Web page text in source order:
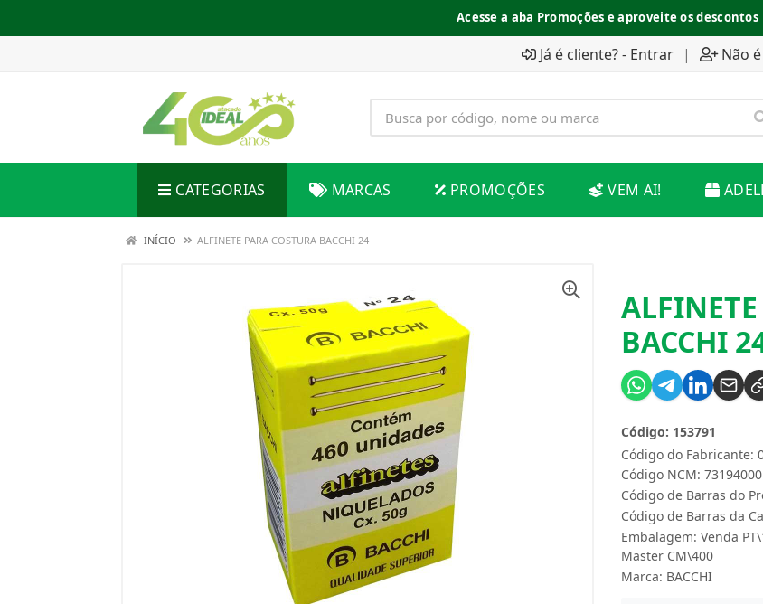
Acesse a aba Promoções e aproveite os descontos
Já é cliente? - Entrar | Não
CATEGORIAS MARCAS PROMOÇÕES VEM AI!
INÍCIO ALFINETE PARA COSTURA BACCHI 24
BACCHI
Código do Fabricante:
Código: 153791
Código NCM: 73194000
Código de Barras do
Código de Barras da
Embalagem: Venda
Master CM\400
Marca: BACCHI